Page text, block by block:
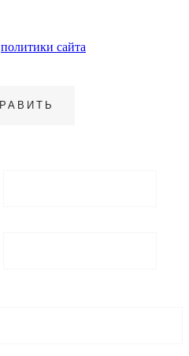
политики сайта